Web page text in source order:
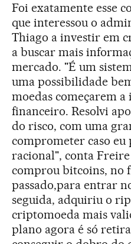
Foi exatamente esse
que interessou o
Thiago a investir em
a buscar mais
mercado. "É um
uma possibilidade
moedas começarem
financeiro. Resolvi
do risco, com uma
comprometer caso eu
racional", conta
comprou bitcoins, no
passado,para entrar
seguida, adquiriu o
criptomoeda mais
plano agora é só